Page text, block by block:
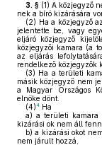
3. § (1) A közjegyző
nek a bíró kizárására
(2) Ha a közjegyző
jelentette be, vagy
eljáró közjegyző
közjegyzői kamara (a
az eljárás
rendelkező közjegyzők
(3) Ha a területi
másik közjegyző nem
a Magyar Országos
elnöke dönt.
(4)4 Ha
a) a területi kamara
kizárási ok nem áll
b) a kizárási okot
nem járult hozzá,